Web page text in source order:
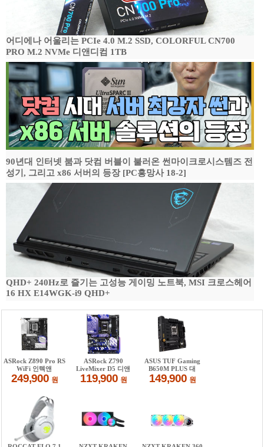
어디에나 어울리는 PCIe 4.0 M.2 SSD, COLORFUL CN700
PRO M.2 NVMe 디앤디컴 1TB
90년대 인터넷 붐과 닷컴 버블이 불러온 썬마이크로시스템즈 전
성기, 그리고 x86 서버의 등장 [PC흥망사 18-2]
QHD+ 240Hz로 즐기는 고성능 게이밍 노트북, MSI 크로스헤어
16 HX E14WGK-i9 QHD+